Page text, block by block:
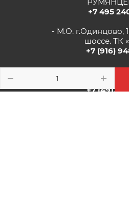
+7 495
- М.О. г.Одинцово,
шоссе. ТК
+7 (916)
- г.Рязань,
ТК
+7 (4912)